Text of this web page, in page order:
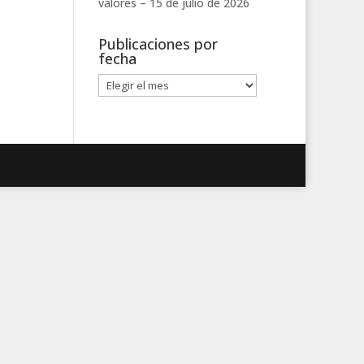
Publicaciones por
fecha
Publicaciones
por